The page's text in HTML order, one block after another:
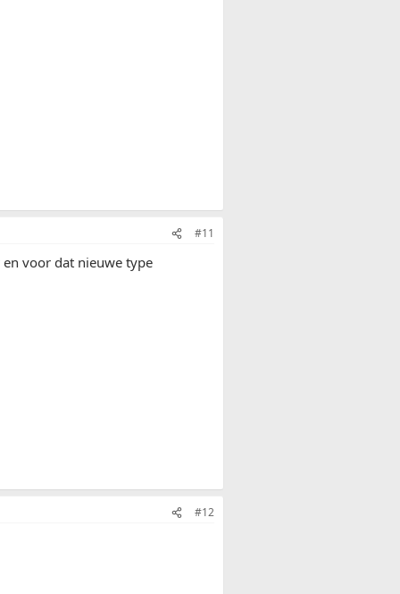
#11
voor dat nieuwe type
#12